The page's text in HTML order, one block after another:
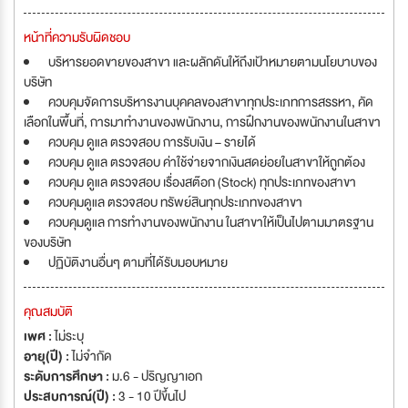
หน้าที่ความรับผิดชอบ
บริหารยอดขายของสาขา และผลักดันให้ถึงเป้าหมายตามนโยบาบของ
บริษัท
ควบคุมจัดการบริหารงานบุคคลของสาขาทุกประเภทการสรรหา, คัด
เลือกในพื้นที่, การมาทำงานของพนักงาน, การฝึกงานของพนักงานในสาขา
ควบคุม ดูแล ตรวจสอบ การรับเงิน – รายได้
ควบคุม ดูแล ตรวจสอบ ค่าใช้จ่ายจากเงินสดย่อยในสาขาให้ถูกต้อง
ควบคุม ดูแล ตรวจสอบ เรื่องสต๊อก (Stock) ทุกประเภทของสาขา
ควบคุมดูแล ตรวจสอบ ทรัพย์สินทุกประเภทของสาขา
ควบคุมดูแล การทำงานของพนักงาน ในสาขาให้เป็นไปตามมาตรฐาน
ของบริษัท
ปฏิบัติงานอื่นๆ ตามที่ได้รับมอบหมาย
คุณสมบัติ
เพศ :ไม่ระบุ
อายุ(ปี) :ไม่จำกัด
ระดับการศึกษา :ม.6 - ปริญญาเอก
ประสบการณ์(ปี) :3 - 10 ปีขึ้นไป